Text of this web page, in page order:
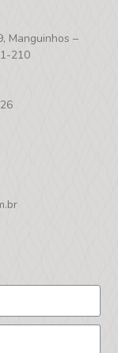
Manguinhos –
210